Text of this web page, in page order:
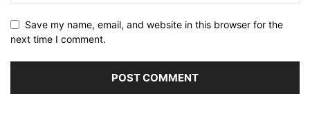
Save my name, email, and website in this browser for the
next time I comment.